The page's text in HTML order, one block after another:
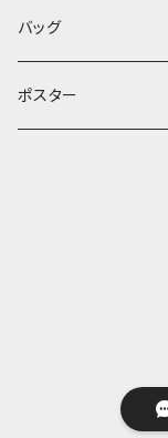
バッグ
フェルト
バッグ
ポスター